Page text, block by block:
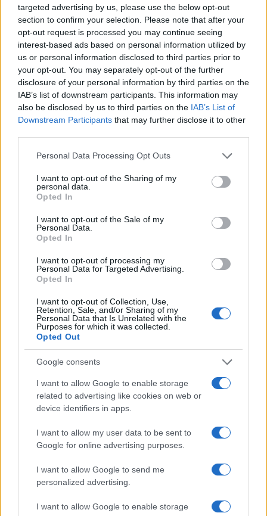
targeted advertising by us, please use the below opt-out
section to confirm your selection. Please note that after your
opt-out request is processed you may continue seeing
interest-based ads based on personal information utilized by
us or personal information disclosed to third parties prior to
your opt-out. You may separately opt-out of the further
disclosure of your personal information by third parties on the
IAB’s list of downstream participants. This information may
also be disclosed by us to third parties on the IAB’s List of
Downstream Participants that may further disclose it to other
Please note that this website/app uses one or more Google
not limited to your visit or usage behaviour. You may click to
grant or deny consent to Google and its third-party tags to
use your data for below specified purposes in below Google
consent section.
Personal Data Processing Opt Outs
I want to opt-out of the Sharing of my
personal data.
Opted In
I want to opt-out of the Sale of my
Personal Data.
Opted In
I want to opt-out of processing my
Personal Data for Targeted Advertising.
Opted In
I want to opt-out of Collection, Use,
Retention, Sale, and/or Sharing of my
Personal Data that Is Unrelated with the
Purposes for which it was collected.
Opted Out
Google consents
I want to allow Google to enable storage
related to advertising like cookies on web or
device identifiers in apps.
I want to allow my user data to be sent to
Google for online advertising purposes.
I want to allow Google to send me
personalized advertising.
I want to allow Google to enable storage
Quadrelle, opposizione critica gestione comunale
dopo 75 giorni
Paolo Mariani · 9 Ago 2026
70° anniversario della tragedia di Marcinelle: omaggi
e riflessioni
BREAKING NEWS
Codice della strada 2026: tutte le modifiche in
Sofia Ricci · 8 Ago 2026